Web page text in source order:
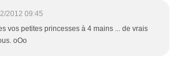
2012 09:45
vos petites princesses à 4 mains ... de vrais
oOo